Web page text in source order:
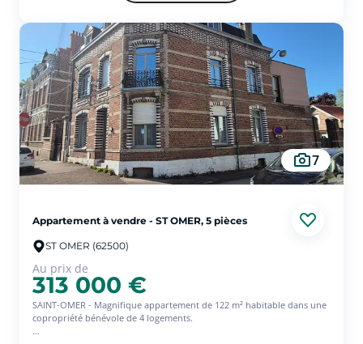
7
Appartement à vendre - ST OMER, 5 pièces
ST OMER (62500)
Au prix de
313 000 €
SAINT-OMER - Magnifique appartement de 122 m² habitable dans une
copropriété bénévole de 4 logements.